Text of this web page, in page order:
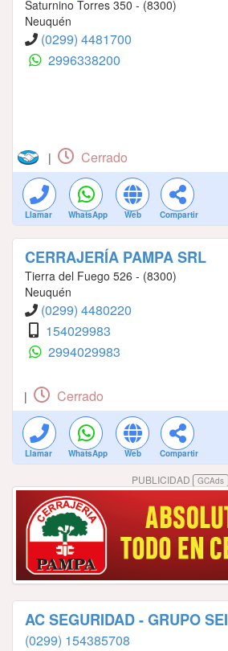
Saturnino Torres 350 - (8300)
Neuquén
(0299) 4481700
2996338200
| Cerrado
Llamar WhatsApp Web Compartir
CERRAJERÍA PAMPA SRL
Tierra del Fuego 526 - (8300)
Neuquén
(0299) 4480220
154029983
2994029983
| Cerrado
Llamar WhatsApp Web Compartir
PUBLICIDAD GCAds
AC SEGURIDAD - GRUPO SEI
(0299) 154385708